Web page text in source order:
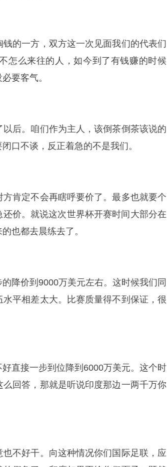
的一方，双方这一次见面我们的代表们
怎么来往的人，如今到了有钱赚的时候
要客气。
后。咱们作为主人，该倒茶倒茶该说的
口不谈，反正着急的不是我们。
肯定不会再瞎呼要价了。最多也就要个
价。就说这次世界杯开赛时间大部分在
也都去晨练去了。
降价到9000万美元左右。这时候我们同
平相差太大。比赛质量得不到保证，很
直接一步到位降到6000万美元。这个时
回答，那就是听说印度那边一两千万你
不好干。向这种情况你们国际足联，应